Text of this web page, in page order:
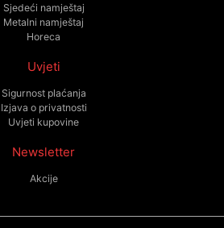
Sjedeći namještaj
Metalni namještaj
Horeca
Uvjeti
Sigurnost plaćanja
Izjava o privatnosti
Uvjeti kupovine
Newsletter
Akcije